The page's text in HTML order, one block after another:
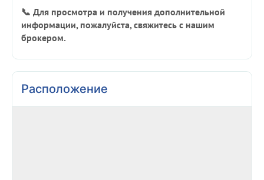
📞 Для просмотра и получения дополнительной
информации, пожалуйста, свяжитесь с нашим
брокером.
Расположение